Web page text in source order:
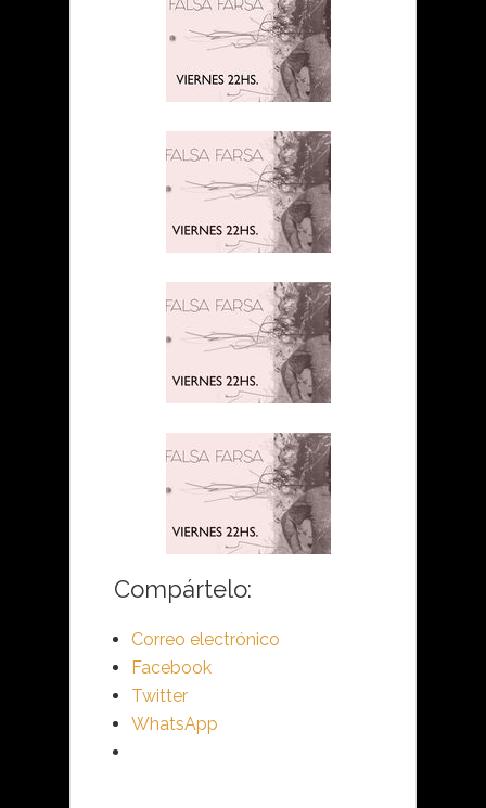
Compártelo:
Correo electrónico
Facebook
Twitter
WhatsApp